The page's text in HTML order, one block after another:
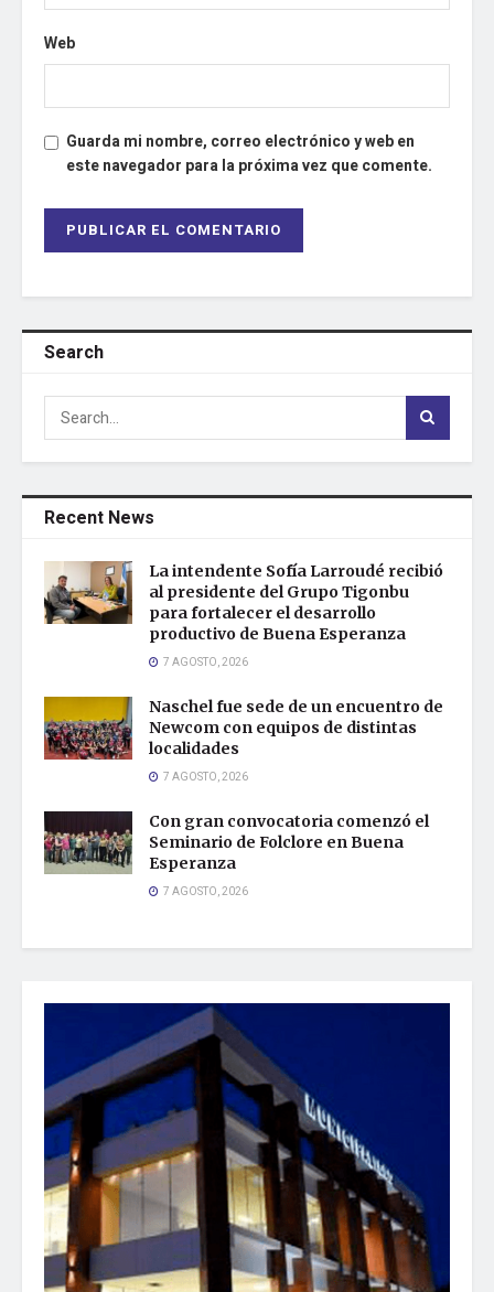
Web
Guarda mi nombre, correo electrónico y web en
este navegador para la próxima vez que comente.
Search
Recent News
La intendente Sofía Larroudé recibió
al presidente del Grupo Tigonbu
para fortalecer el desarrollo
productivo de Buena Esperanza
7 AGOSTO, 2026
Naschel fue sede de un encuentro de
Newcom con equipos de distintas
localidades
7 AGOSTO, 2026
Con gran convocatoria comenzó el
Seminario de Folclore en Buena
Esperanza
7 AGOSTO, 2026